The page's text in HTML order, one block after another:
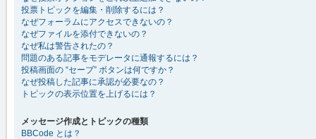
投票トピックを編集・削除するには？
なぜフォーラムにアクセスできないの？
なぜファイルを添付できないの？
なぜ私は警告されたの？
問題のある記事をモデレータに通報するには？
投稿画面の “セーブ” ボタンは何ですか？
なぜ投稿した記事に承認が必要なの？
トピックの表示位置を上げるには？
メッセージ作成とトピックの種類
BBCode とは？